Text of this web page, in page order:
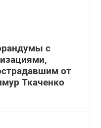
с
от
Ткаченко